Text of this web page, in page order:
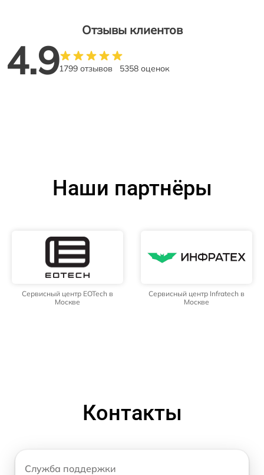
Отзывы клиентов
4.91799 отзывов 5358 оценок
Наши партнёры
Сервисный центр EOTech в
Москве
Сервисный центр Infratech в
Москве
Контакты
Служба поддержки